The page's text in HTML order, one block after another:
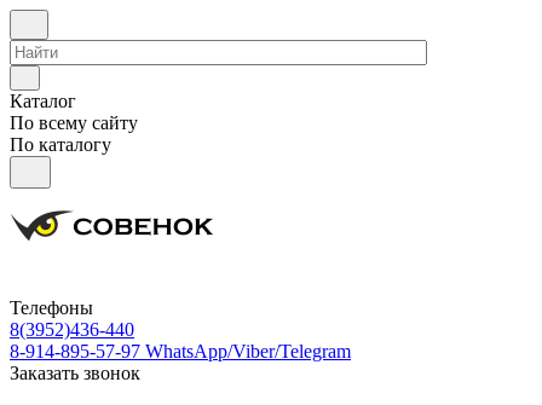
Каталог
По всему сайту
По каталогу
Телефоны
8(3952)436-440
8-914-895-57-97 WhatsApp/Viber/Telegram
Заказать звонок